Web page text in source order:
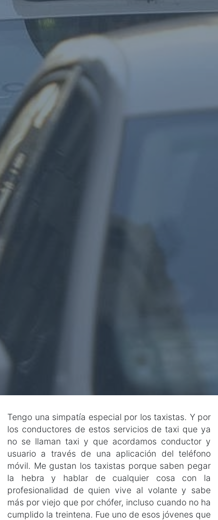
Tengo una simpatía especial por los taxistas. Y por
los conductores de estos servicios de taxi que ya
no se llaman taxi y que acordamos conductor y
usuario a través de una aplicación del teléfono
móvil. Me gustan los taxistas porque saben pegar
la hebra y hablar de cualquier cosa con la
profesionalidad de quien vive al volante y sabe
más por viejo que por chófer, incluso cuando no ha
cumplido la treintena. Fue uno de esos jóvenes que